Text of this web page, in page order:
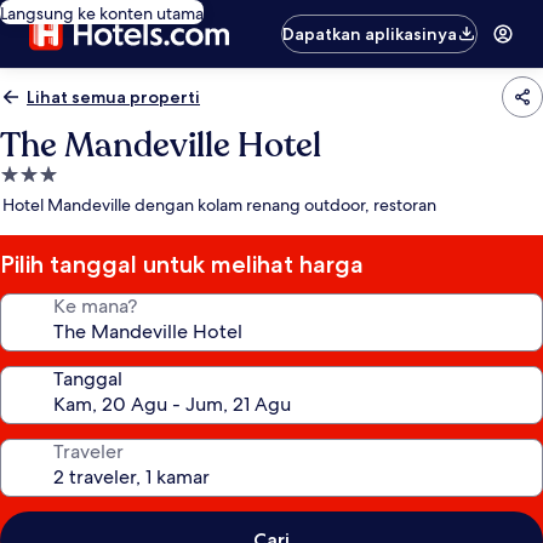
Langsung ke konten utama
Dapatkan aplikasinya
Lihat semua properti
The Mandeville Hotel
Properti
bintang
Hotel Mandeville dengan kolam renang outdoor, restoran
Pilih tanggal untuk melihat harga
Ke mana?
Tanggal
Traveler